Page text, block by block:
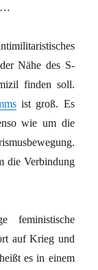
…
Nähe des S-
finden soll.
ist groß. Es
wie um die
die Verbindung
feministische
auf Krieg und
es in einem